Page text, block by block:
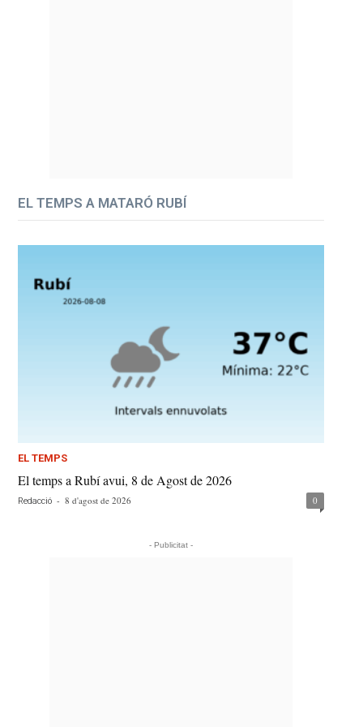
EL TEMPS A MATARÓ RUBÍ
EL TEMPS
El temps a Rubí avui, 8 de Agost de 2026
Redacció - 8 d'agost de 2026 0
- Publicitat -